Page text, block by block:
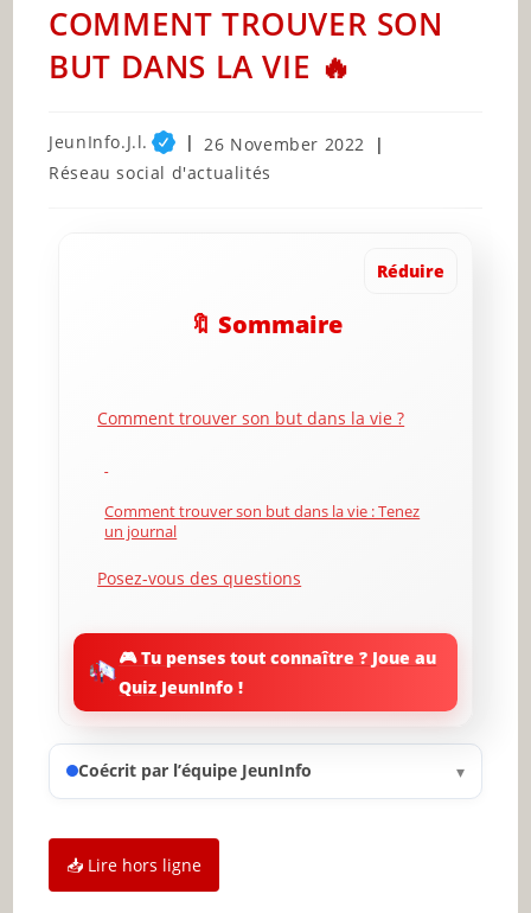
COMMENT TROUVER SON
BUT DANS LA VIE 🔥
Post
author:
JeunInfo.J.l.
Post
published:
26 November 2022
Post
Réseau social d'actualités
Réduire
🔖 Sommaire
Comment trouver son but dans la vie ?
Comment trouver son but dans la vie : Tenez
un journal
Posez-vous des questions
Comment trouver son but dans la vie :
identifier ce qui compte pour soi
Trouvez votre bonheur
🎮 Tu penses tout connaître ? Joue au
Quiz JeunInfo !
Coécrit par l’équipe JeunInfo ▾
📥 Lire hors ligne